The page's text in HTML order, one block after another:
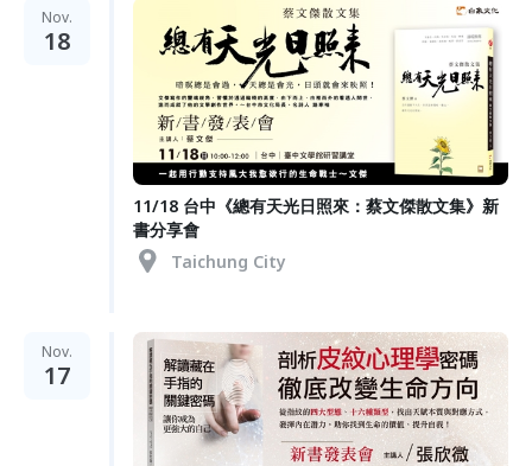
Nov.
18
11/18 台中《總有天光日照來：蔡文傑散文集》新
書分享會
Taichung City
Nov.
17